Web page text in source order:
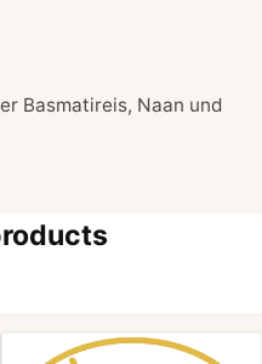
Basmatireis, Naan und